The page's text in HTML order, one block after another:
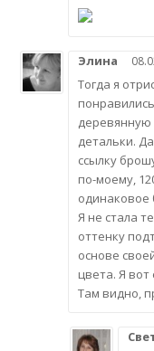
Элина
Тогда я
деревянную
детальки.
ссылку
по-моему,
одинаковое
Я не стала
оттенку
основе
цвета. Я
Там видно,